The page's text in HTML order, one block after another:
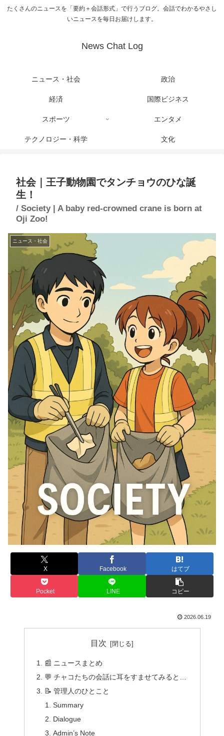
たくさんのニュースを「要約＋会話形式」で行うブログ。会話でわかるやさし
いニュースを毎日お届けします。
News Chat Log
ニュース・社会 政治
経済 国際ビジネス
スポーツ エンタメ
テクノロジー・科学 文化
社会｜王子動物園でタンチョウのひな誕
生！
/ Society | A baby red-crowned crane is born at
Oji Zoo!
ニュース・社会
X Facebook はてブ
Pocket LINE コピー
2026.06.19
目次
📰 ニュースまとめ
💬 チャコたちの会話に耳をすませてみると…
📝 管理人のひとこと
Summary
Dialogue
Admin’s Note